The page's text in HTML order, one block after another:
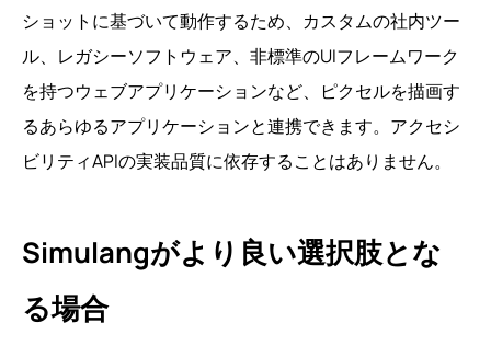
ショットに基づいて動作するため、カスタムの社内ツー
ル、レガシーソフトウェア、非標準のUIフレームワーク
を持つウェブアプリケーションなど、ピクセルを描画す
るあらゆるアプリケーションと連携できます。アクセシ
ビリティAPIの実装品質に依存することはありません。
Simulangがより良い選択肢とな
る場合